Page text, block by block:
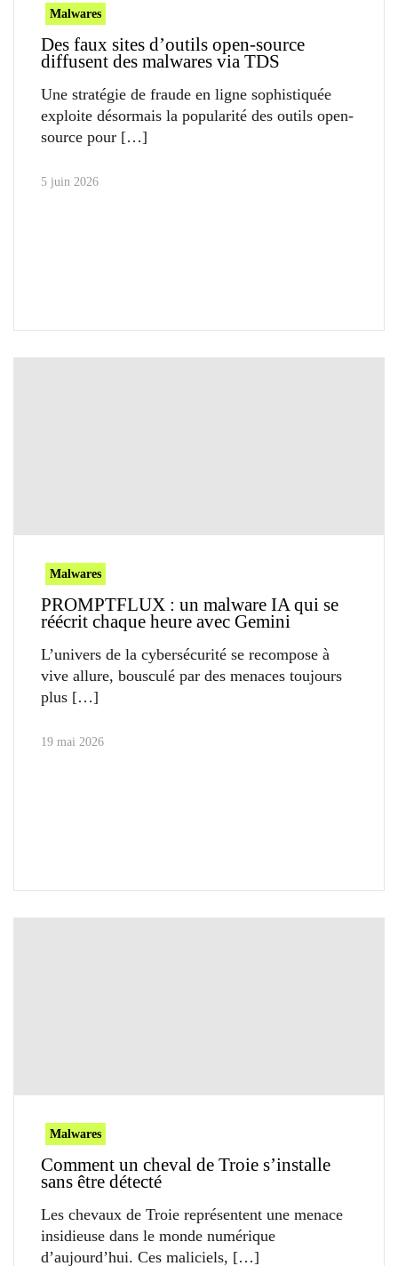
Malwares
Des faux sites d’outils open-source
diffusent des malwares via TDS
Une stratégie de fraude en ligne sophistiquée
exploite désormais la popularité des outils open-
source pour
5 juin 2026
Malwares
PROMPTFLUX : un malware IA qui se
réécrit chaque heure avec Gemini
L’univers de la cybersécurité se recompose à
vive allure, bousculé par des menaces toujours
plus
19 mai 2026
Malwares
Comment un cheval de Troie s’installe
sans être détecté
Les chevaux de Troie représentent une menace
insidieuse dans le monde numérique
d’aujourd’hui. Ces maliciels,